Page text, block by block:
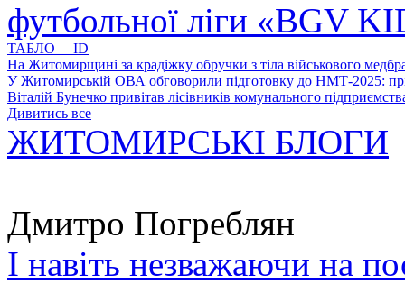
футбольної ліги «BGV
ТАБЛО ID
На Житомирщині за крадіжку обручки з тіла військового
У Житомирській ОВА обговорили підготовку до НМТ-2025:
Віталій Бунечко привітав лісівників комунального
Дивитись все
ЖИТОМИРСЬКІ БЛОГИ
Дмитро Погреблян
І навіть незважаючи на